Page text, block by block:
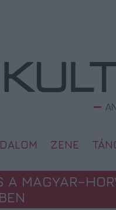
ZENE
A